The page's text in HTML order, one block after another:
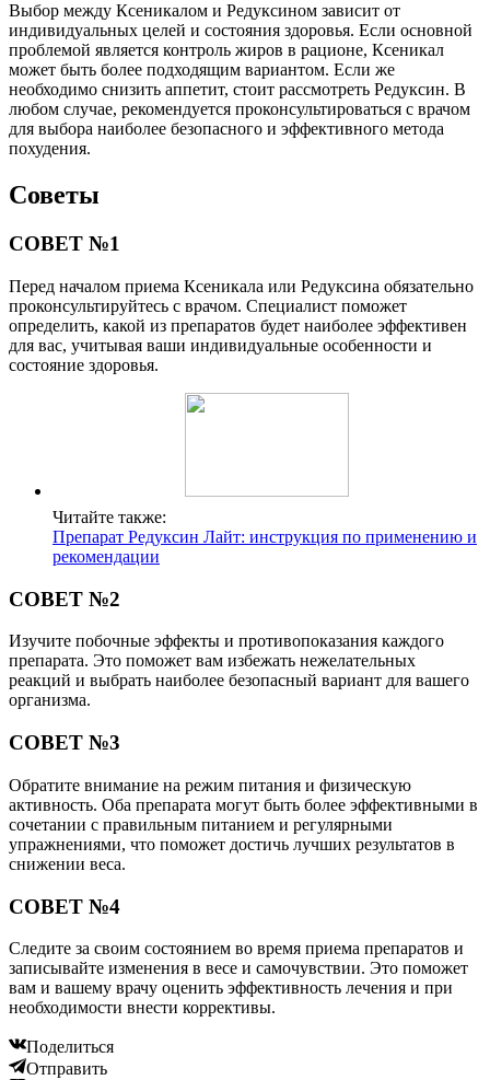
Выбор между Ксеникалом и Редуксином зависит от
индивидуальных целей и состояния здоровья. Если основной
проблемой является контроль жиров в рационе, Ксеникал
может быть более подходящим вариантом. Если же
необходимо снизить аппетит, стоит рассмотреть Редуксин. В
любом случае, рекомендуется проконсультироваться с врачом
для выбора наиболее безопасного и эффективного метода
похудения.
Советы
СОВЕТ №1
Перед началом приема Ксеникала или Редуксина обязательно
проконсультируйтесь с врачом. Специалист поможет
определить, какой из препаратов будет наиболее эффективен
для вас, учитывая ваши индивидуальные особенности и
состояние здоровья.
Читайте также:
Препарат Редуксин Лайт: инструкция по применению и
рекомендации
СОВЕТ №2
Изучите побочные эффекты и противопоказания каждого
препарата. Это поможет вам избежать нежелательных
реакций и выбрать наиболее безопасный вариант для вашего
организма.
СОВЕТ №3
Обратите внимание на режим питания и физическую
активность. Оба препарата могут быть более эффективными в
сочетании с правильным питанием и регулярными
упражнениями, что поможет достичь лучших результатов в
снижении веса.
СОВЕТ №4
Следите за своим состоянием во время приема препаратов и
записывайте изменения в весе и самочувствии. Это поможет
вам и вашему врачу оценить эффективность лечения и при
необходимости внести коррективы.
Поделиться
Отправить